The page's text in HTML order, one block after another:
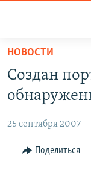
упрощенного
доступа
Вернуться
основному
Вернутся
ПОДКАСТЫ
АВТОРСКИЕ
ЦИТАТЫ
МНЕНИЯ
НОВОСТИ
Создан
25 сентября 2007
Поделиться